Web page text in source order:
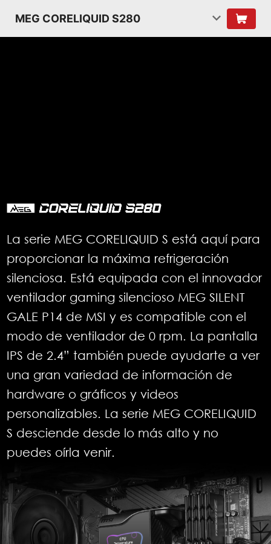
MEG CORELIQUID S280
La serie MEG CORELIQUID S está aquí para
proporcionar la máxima refrigeración
silenciosa. Está equipada con el innovador
ventilador gaming silencioso MEG SILENT
GALE P14 de MSI y es compatible con el
modo de ventilador de 0 rpm. La pantalla
IPS de 2.4” también puede ayudarte a ver
una gran variedad de información de
hardware o gráficos y videos
personalizables. La serie MEG CORELIQUID
S desciende desde lo más alto y no
puedes oírla venir.